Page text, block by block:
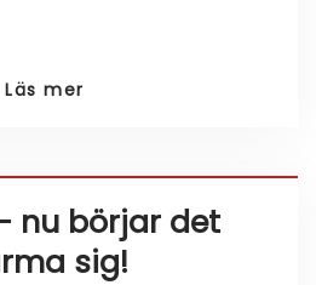
Läs mer
nu börjar det
sig!